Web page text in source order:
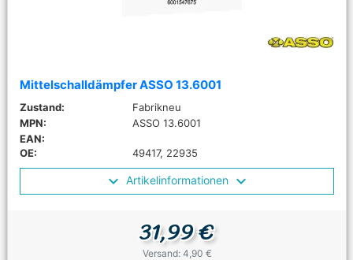
Mittelschalldämpfer ASSO 13.6001
Zustand:
Fabrikneu
MPN:
ASSO 13.6001
EAN:
OE:
49417, 22935
Artikelinformationen
31,99 €
Versand: 4,90 €